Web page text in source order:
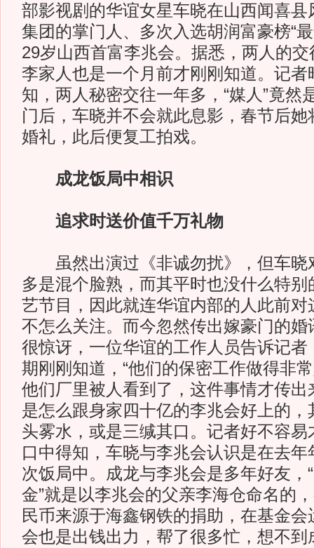
部影视剧的华谊女星车晓在山西闻喜县
集团的掌门人、多次入选胡润富豪榜“
29岁山西首富李兆会。据悉，两人的
李家人也是一个月前才刚刚知道。记者
知，两人秘密交往一年多，“媒人”竟然
门后，车晓并不会就此息影，春节后
婚礼，此后便复工拍戏。
成龙饭局中相识
追求时送价值千万礼物
虽然出演过《非诚勿扰》，但车晓
多是混个脸熟，而其平时也没什么特
艺节目，因此就连华谊内部的人此前对
不怎么关注。而今忽然传出嫁豪门的婚
很惊讶，一位华谊的工作人员告诉记者
期刚刚知道，“他们的保密工作做得非
他们厂里被人看到了，这件事情才传出
是怎么跟身家四十亿的李兆会好上的，
头雾水，或是三缄其口。记者好不容易
口中得知，车晓与李兆会认识是在去
次饭局中。成龙与李兆会是多年好友，
金”就是以李兆会的父亲李海仓命名的
民币来源于海鑫钢铁的捐助，在基金
会也是出钱出力，帮了很多忙，想不到